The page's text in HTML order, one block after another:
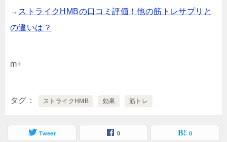
→ ストライクHMBの口コミ評価！他の筋トレサプリと
の違いは？
m+
タグ ストライクHMB 効果 筋トレ
Tweet 0 0